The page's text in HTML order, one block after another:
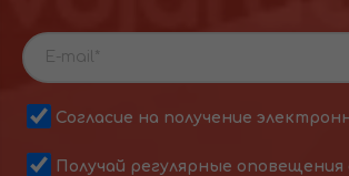
Согласие на получение
Получай регулярные оповещения